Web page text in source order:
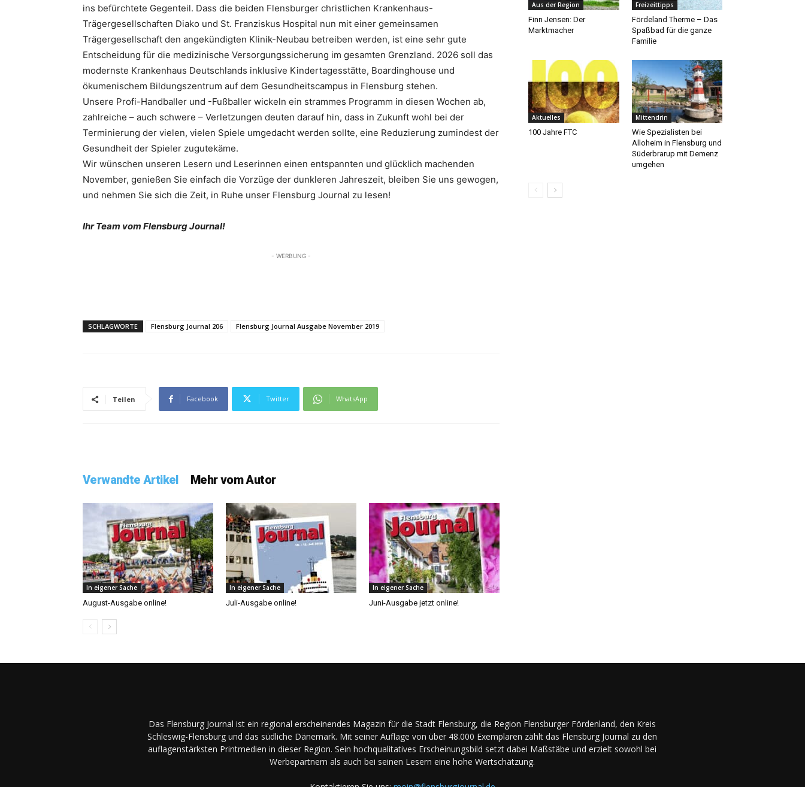
ins befürchtete Gegenteil. Dass die beiden Flensburger christlichen Krankenhaus-
Trägergesellschaften Diako und St. Franziskus Hospital nun mit einer gemeinsamen
Trägergesellschaft den angekündigten Klinik-Neubau betreiben werden, ist eine sehr gute
Entscheidung für die medizinische Versorgungssicherung im gesamten Grenzland. 2026 soll das
modernste Krankenhaus Deutschlands inklusive Kindertagesstätte, Boardinghouse und
ökumenischem Bildungszentrum auf dem Gesundheitscampus in Flensburg stehen.
Unsere Profi-Handballer und -Fußballer wickeln ein strammes Programm in diesen Wochen ab,
zahlreiche – auch schwere – Verletzungen deuten darauf hin, dass in Zukunft wohl bei der
Terminierung der vielen, vielen Spiele umgedacht werden sollte, eine Reduzierung zumindest der
Gesundheit der Spieler zugutekäme.
Wir wünschen unseren Lesern und Leserinnen einen entspannten und glücklich machenden
November, genießen Sie einfach die Vorzüge der dunkleren Jahreszeit, bleiben Sie uns gewogen,
und nehmen Sie sich die Zeit, in Ruhe unser Flensburg Journal zu lesen!
Ihr Team vom Flensburg Journal!
- WERBUNG -
SCHLAGWORTE Flensburg Journal 206 Flensburg Journal Ausgabe November 2019
Teilen Facebook Twitter WhatsApp
Verwandte Artikel Mehr vom Autor
In eigener Sache
August-Ausgabe online!
In eigener Sache
Juli-Ausgabe online!
In eigener Sache
Juni-Ausgabe jetzt online!
Aus der Region
Finn Jensen: Der
Marktmacher
Freizeittipps
Fördeland Therme – Das
Spaßbad für die ganze
Familie
Aktuelles
100 Jahre FTC
Mittendrin
Wie Spezialisten bei
Alloheim in Flensburg und
Süderbrarup mit Demenz
umgehen
Das Flensburg Journal ist ein regional erscheinendes Magazin für die Stadt Flensburg, die Region Flensburger Fördenland, den Kreis
Schleswig-Flensburg und das südliche Dänemark. Mit seiner Auflage von über 48.000 Exemplaren zählt das Flensburg Journal zu den
auflagenstärksten Printmedien in dieser Region. Sein hochqualitatives Erscheinungsbild setzt dabei Maßstäbe und erzielt sowohl bei
Werbepartnern als auch bei seinen Lesern eine hohe Wertschätzung.